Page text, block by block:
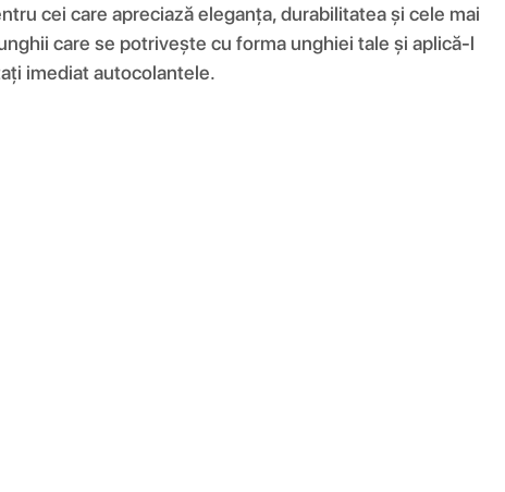
cei care apreciază eleganța, durabilitatea și cele mai
care se potrivește cu forma unghiei tale și aplică-l
imediat autocolantele.